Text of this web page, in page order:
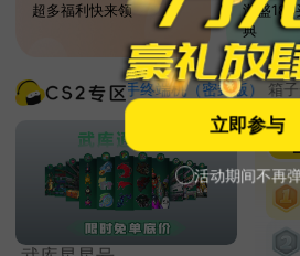
超多福利快来领
游盛186
典
买了毁灭之手终端机（密封版）箱子开
立即参与
活动期间不再